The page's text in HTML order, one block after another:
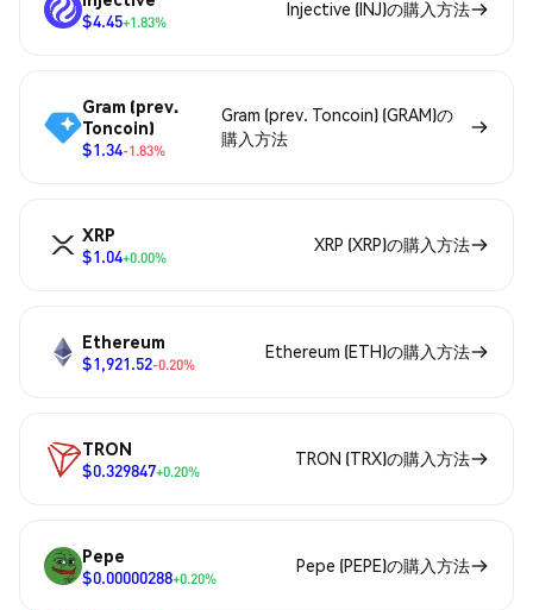
$4.45+1.83%
Injective (INJ)の購入方法
Gram (prev.
Toncoin)
$1.34-1.83%
Gram (prev. Toncoin) (GRAM)の
購入方法
XRP
$1.04+0.00%
XRP (XRP)の購入方法
Ethereum
$1,921.52-0.20%
Ethereum (ETH)の購入方法
TRON
$0.329847+0.20%
TRON (TRX)の購入方法
Pepe
$0.00000288+0.20%
Pepe (PEPE)の購入方法